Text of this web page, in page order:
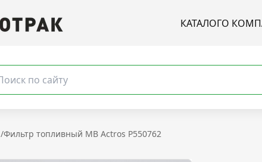
КАТАЛОГО
/Фильтр топливный MB Actros P550762